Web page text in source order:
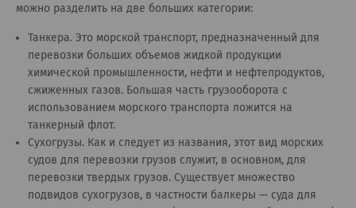
можно разделить на две больших категории:
Танкера. Это морской транспорт, предназначенный для
перевозки больших объемов жидкой продукции
химической промышленности, нефти и нефтепродуктов,
сжиженных газов. Большая часть грузооборота с
использованием морского транспорта ложится на
танкерный флот.
Сухогрузы. Как и следует из названия, этот вид морских
судов для перевозки грузов служит, в основном, для
перевозки твердых грузов. Существует множество
подвидов сухогрузов, в частности балкеры — суда для